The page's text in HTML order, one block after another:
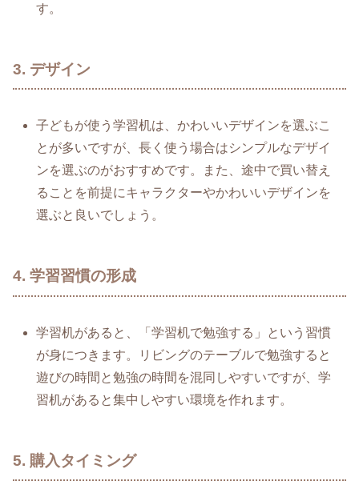
す。
3. デザイン
子どもが使う学習机は、かわいいデザインを選ぶこ
とが多いですが、長く使う場合はシンプルなデザイ
ンを選ぶのがおすすめです。また、途中で買い替え
ることを前提にキャラクターやかわいいデザインを
選ぶと良いでしょう。
4. 学習習慣の形成
学習机があると、「学習机で勉強する」という習慣
が身につきます。リビングのテーブルで勉強すると
遊びの時間と勉強の時間を混同しやすいですが、学
習机があると集中しやすい環境を作れます。
5. 購入タイミング